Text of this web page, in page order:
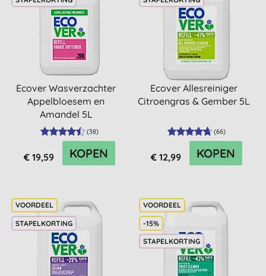
Ecover Wasverzachter
Appelbloesem en
Amandel 5L
(38)
€ 19,59 KOPEN
Ecover Allesreiniger
Citroengras & Gember 5L
(66)
€ 12,99 KOPEN
STAPELKORTING
-15%
STAPELKORTING